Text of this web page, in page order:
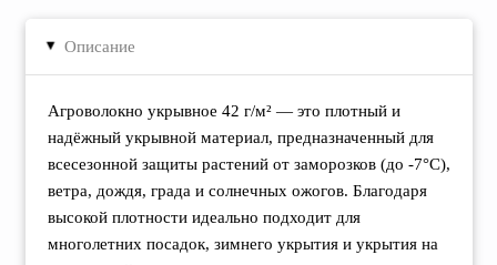
▸ Описание
Агроволокно укрывное 42 г/м² — это плотный и
надёжный укрывной материал, предназначенный для
всесезонной защиты растений от заморозков (до -7°C),
ветра, дождя, града и солнечных ожогов. Благодаря
высокой плотности идеально подходит для
многолетних посадок, зимнего укрытия и укрытия на